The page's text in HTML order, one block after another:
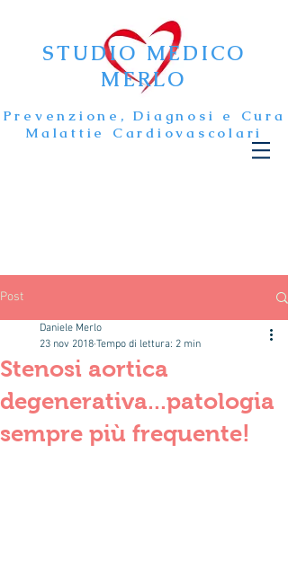
Prevenzione, Diagnosi e Cura
Malattie Cardiovascolari
STUDIO MEDICO
MERLO
Post
Stenosi aortica
degenerativa...patologia
sempre più frequente!
Daniele Merlo
23 nov 2018 Tempo di lettura: 2 min